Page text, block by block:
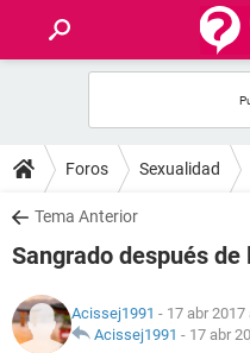
FOROS
SALUD
FAMILIA
NUTRICIÓN
Foros Sexualidad
Tema Anterior
Sangrado después
Acissej1991 - 17 abr 2017
Acissej1991 - 17 abr